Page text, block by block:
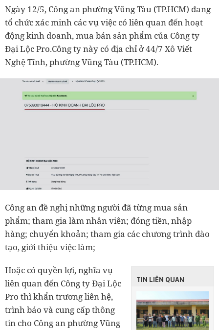
Ngày 12/5, Công an phường Vũng Tàu (TP.HCM) đang
tổ chức xác minh các vụ việc có liên quan đến hoạt
động kinh doanh, mua bán sản phẩm của Công ty
Đại Lộc Pro.Công ty này có địa chỉ ở 44/7 Xô Viết
Nghệ Tĩnh, phường Vũng Tàu (TP.HCM).
Công an đề nghị những người đã từng mua sản
phẩm; tham gia làm nhân viên; đóng tiền, nhập
hàng; chuyển khoản; tham gia các chương trình đào
tạo, giới thiệu việc làm;
TIN LIÊN QUAN
Hoặc có quyền lợi, nghĩa vụ
liên quan đến Công ty Đại Lộc
Pro thì khẩn trương liên hệ,
trình báo và cung cấp thông
tin cho Công an phường Vũng